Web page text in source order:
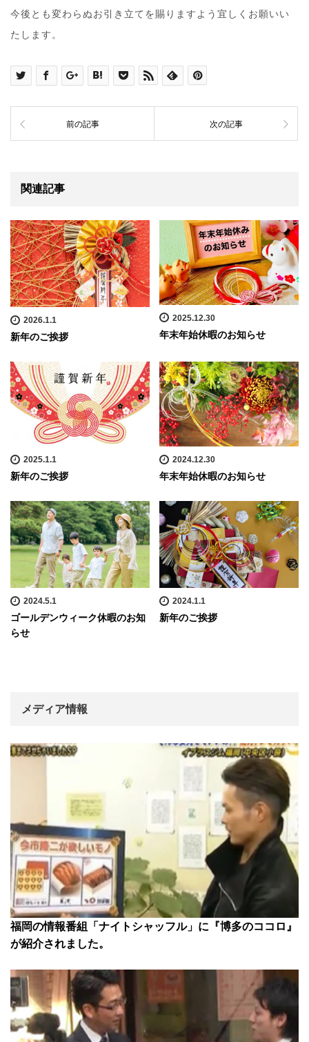
今後とも変わらぬお引き立てを賜りますよう宜しくお願いい
たします。
前の記事 次の記事
関連記事
2026.1.1
新年のご挨拶
2025.12.30
年末年始休暇のお知らせ
2025.1.1
新年のご挨拶
2024.12.30
年末年始休暇のお知らせ
2024.5.1
ゴールデンウィーク休暇のお知
らせ
2024.1.1
新年のご挨拶
メディア情報
福岡の情報番組「ナイトシャッフル」に『博多のココロ』
が紹介されました。